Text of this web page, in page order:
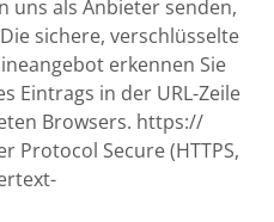
uns als Anbieter senden,
sichere, verschlüsselte
erkennen Sie
Eintrags in der URL-Zeile
Browsers. https://
Protocol Secure (HTTPS,